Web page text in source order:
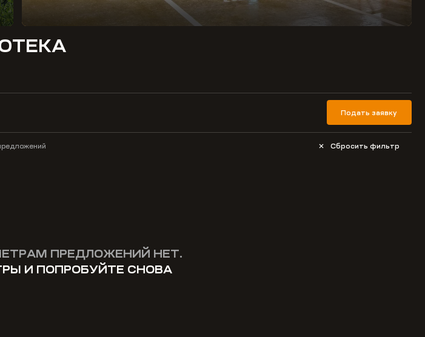
Подать заявку
Сбросить фильтр
ПРЕДЛОЖЕНИЙ НЕТ.
И ПОПРОБУЙТЕ СНОВА